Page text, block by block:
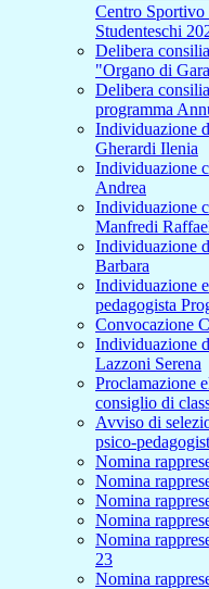
Centro Sportivo
Studenteschi
Delibera
"Organo di
Delibera
programma
Individuazione
Gherardi Ilenia
Individuazione
Andrea
Individuazione
Manfredi
Individuazione
Barbara
Individuazione
pedagogista
Convocazione
Individuazione
Lazzoni Serena
Proclamazione
consiglio di
Avviso di
psico-
Nomina
Nomina
Nomina
Nomina
Nomina
23
Nomina